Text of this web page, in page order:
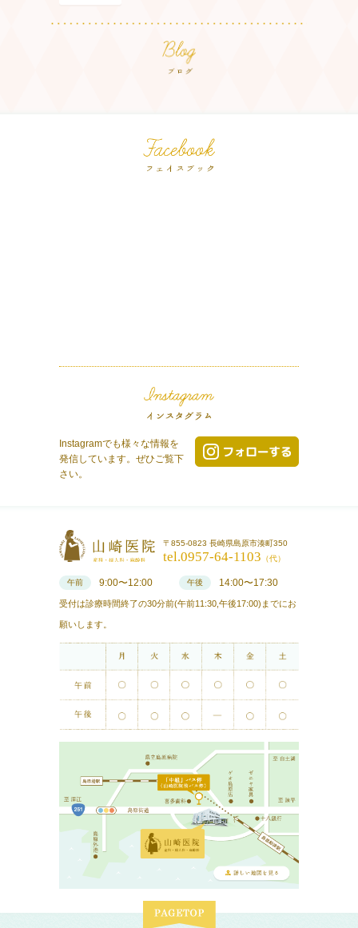
Instagramでも様々な情報を
発信しています。ぜひご覧下
さい。
〒855-0823 長崎県島原市湊町350
tel.0957-64-1103 （代）
午前 9:00〜12:00 午後 14:00〜17:30
受付は診療時間終了の30分前(午前11:30,午後17:00)までにお
願いします。